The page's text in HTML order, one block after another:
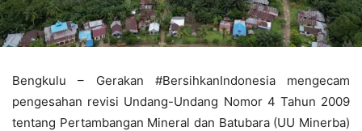
Bengkulu – Gerakan #BersihkanIndonesia mengecam
pengesahan revisi Undang-Undang Nomor 4 Tahun 2009
tentang Pertambangan Mineral dan Batubara (UU Minerba)